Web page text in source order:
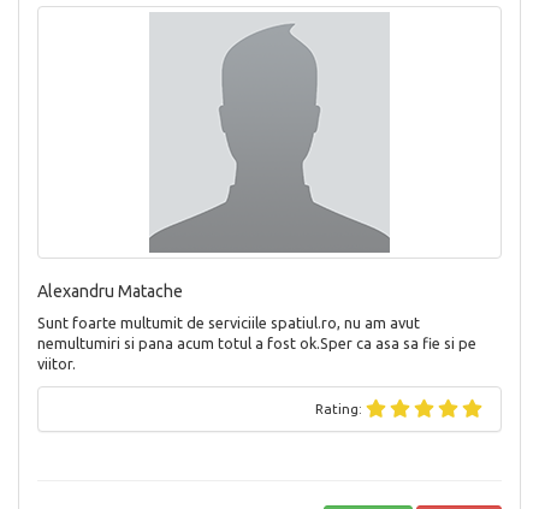
Alexandru Matache
Sunt foarte multumit de serviciile spatiul.ro, nu am avut
nemultumiri si pana acum totul a fost ok.Sper ca asa sa fie si pe
viitor.
Rating: